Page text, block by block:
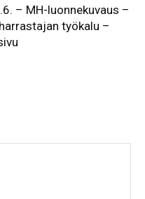
– MH-luonnekuvaus –
työkalu –